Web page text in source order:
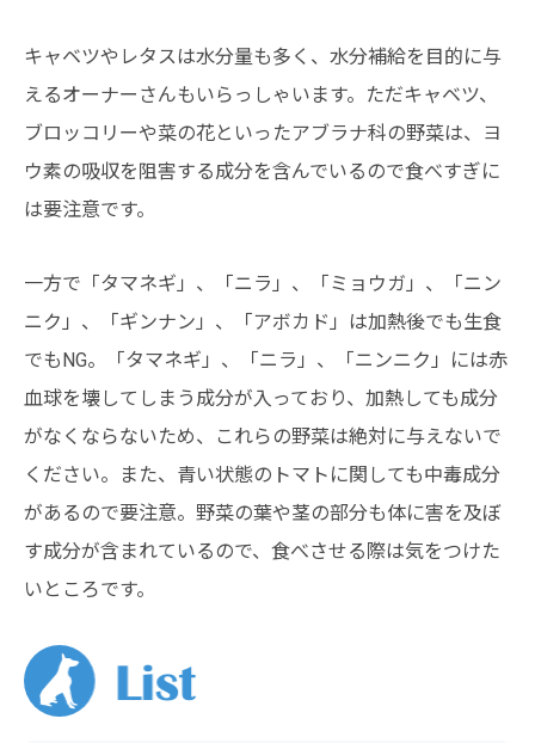
キャベツやレタスは水分量も多く、水分補給を目的に与
えるオーナーさんもいらっしゃいます。ただキャベツ、
ブロッコリーや菜の花といったアブラナ科の野菜は、ヨ
ウ素の吸収を阻害する成分を含んでいるので食べすぎに
は要注意です。
一方で「タマネギ」、「ニラ」、「ミョウガ」、「ニン
ニク」、「ギンナン」、「アボカド」は加熱後でも生食
でもNG。「タマネギ」、「ニラ」、「ニンニク」には赤
血球を壊してしまう成分が入っており、加熱しても成分
がなくならないため、これらの野菜は絶対に与えないで
ください。また、青い状態のトマトに関しても中毒成分
があるので要注意。野菜の葉や茎の部分も体に害を及ぼ
す成分が含まれているので、食べさせる際は気をつけた
いところです。